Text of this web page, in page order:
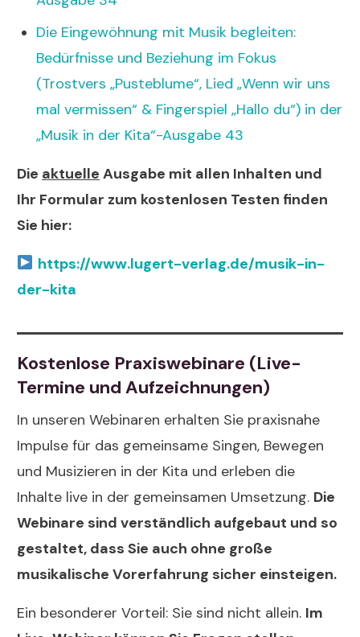
Die Eingewöhnung mit Musik begleiten:
Bedürfnisse und Beziehung im Fokus
(Trostvers „Pusteblume“, Lied „Wenn wir uns
mal vermissen“ & Fingerspiel „Hallo du“) in der
„Musik in der Kita“-Ausgabe 43
Die aktuelle Ausgabe mit allen Inhalten und
Ihr Formular zum kostenlosen Testen finden
Sie hier:
https://www.lugert-verlag.de/musik-in-
der-kita
Kostenlose Praxiswebinare (Live-
Termine und Aufzeichnungen)
In unseren Webinaren erhalten Sie praxisnahe
Impulse für das gemeinsame Singen, Bewegen
und Musizieren in der Kita und erleben die
Inhalte live in der gemeinsamen Umsetzung. Die
Webinare sind verständlich aufgebaut und so
gestaltet, dass Sie auch ohne große
musikalische Vorerfahrung sicher einsteigen.
Ein besonderer Vorteil: Sie sind nicht allein. Im